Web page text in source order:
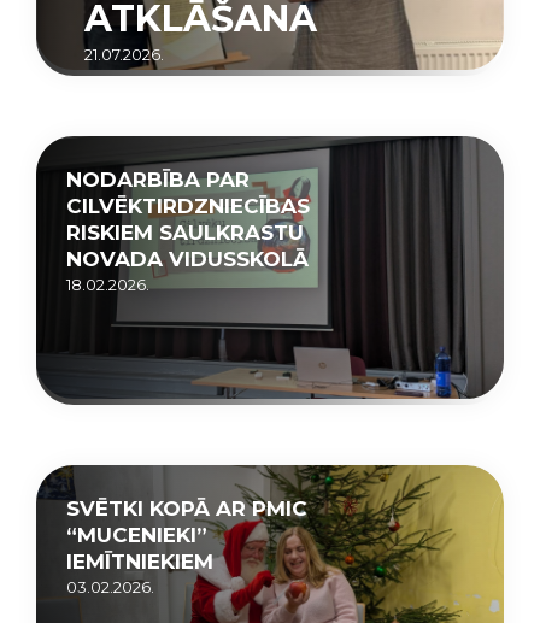
ATKLĀŠANA
21.07.2026.
NODARBĪBA PAR
CILVĒKTIRDZNIECĪBAS
RISKIEM SAULKRASTU
NOVADA VIDUSSKOLĀ
18.02.2026.
SVĒTKI KOPĀ AR PMIC
“MUCENIEKI”
IEMĪTNIEKIEM
03.02.2026.